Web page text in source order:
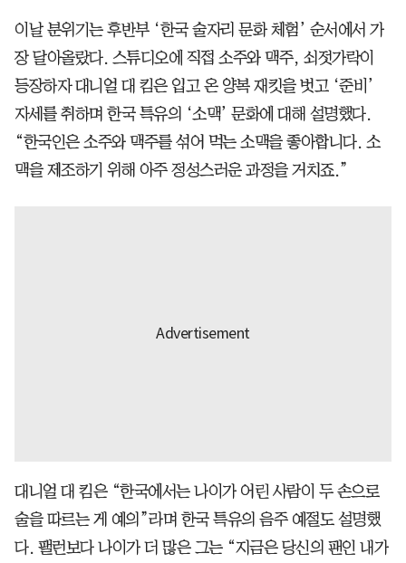
이날 분위기는 후반부 ‘한국 술자리 문화 체험’ 순서에서 가
장 달아올랐다. 스튜디오에 직접 소주와 맥주, 쇠젓가락이
등장하자 대니얼 대 킴은 입고 온 양복 재킷을 벗고 ‘준비’
자세를 취하며 한국 특유의 ‘소맥’ 문화에 대해 설명했다.
“한국인은 소주와 맥주를 섞어 먹는 소맥을 좋아합니다. 소
맥을 제조하기 위해 아주 정성스러운 과정을 거치죠.”
대니얼 대 킴은 “한국에서는 나이가 어린 사람이 두 손으로
술을 따르는 게 예의”라며 한국 특유의 음주 예절도 설명했
다. 팰런보다 나이가 더 많은 그는 “지금은 당신의 팬인 내가